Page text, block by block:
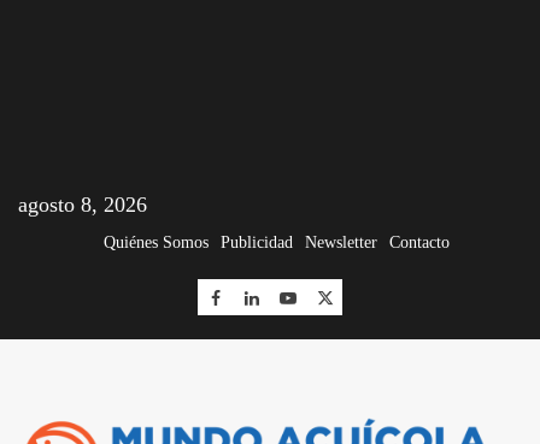
agosto 8, 2026
Quiénes Somos Publicidad Newsletter Contacto